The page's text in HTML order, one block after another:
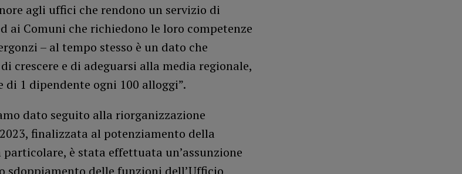
agli uffici che rendono un servizio di
ai Comuni che richiedono le loro competenze
– al tempo stesso è un dato che
crescere e di adeguarsi alla media regionale,
1 dipendente ogni 100 alloggi”.
dato seguito alla riorganizzazione
finalizzata al potenziamento della
è stata effettuata un’assunzione